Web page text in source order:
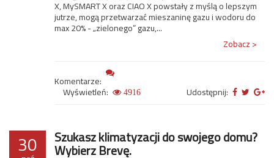
X, MySMART X oraz CIAO X powstały z myślą o lepszym
jutrze, mogą przetwarzać mieszaninę gazu i wodoru do
max 20% - „zielonego” gazu,...
Zobacz >
Komentarze:
Wyświetleń: 4916 Udostępnij:
30 Szukasz klimatyzacji do swojego domu?
Wybierz Brevę.